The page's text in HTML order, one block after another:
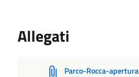
Allegati
Parco-Rocca-